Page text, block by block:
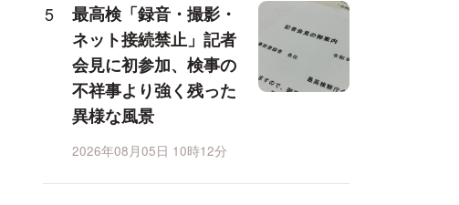
最高検「録音・撮影・
ネット接続禁止」記者
会見に初参加、検事の
不祥事より強く残った
異様な風景
2026年08月05日 10時12分